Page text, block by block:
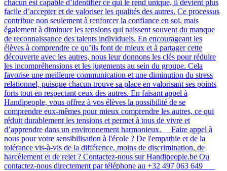
chacun est capable d’identifier ce qui le rend unique, il devient plus
facile d’accepter et de valoriser les qualités des autres. Ce processus
contribue non seulement à renforcer la confiance en soi, mais
également à diminuer les tensions qui naissent souvent du manque
de reconnaissance des talents individuels. En encourageant les
élèves à comprendre ce qu’ils font de mieux et à partager cette
découverte avec les autres, nous leur donnons les clés pour réduire
les incompréhensions et les jugements au sein du groupe. Cela
favorise une meilleure communication et une diminution du stress
relationnel, puisque chacun trouve sa place en valorisant ses points
forts tout en respectant ceux des autres​​. En faisant appel à
Handipeople, vous offrez à vos élèves la possibilité de se
comprendre eux-mêmes pour mieux comprendre les autres, ce qui
réduit durablement les tensions et permet à tous de vivre et
d’apprendre dans un environnement harmonieux. Faire appel à
nous pour votre sensibilisation à l'école ? De l'empathie et de la
tolérance vis-à-vis de la différence, moins de discrimination, de
harcèlement et de rejet ? Contactez-nous sur Handipeople.be Ou
contactez-nous directement par téléphone au +32 497 063 649